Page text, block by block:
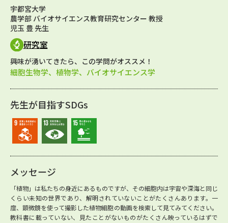
宇都宮大学
農学部 バイオサイエンス教育研究センター 教授
児玉 豊 先生
研究室
興味が湧いてきたら、この学問がオススメ！
細胞生物学、植物学、バイオサイエンス学
先生が目指すSDGs
メッセージ
「植物」は私たちの身近にあるものですが、その細胞内は宇宙や深海と同じ
くらい未知の世界であり、解明されていないことがたくさんあります。一
度、顕微鏡を使って撮影した植物細胞の動画を検索して見てみてください。
教科書に載っていない、見たことがないものがたくさん映っているはずで